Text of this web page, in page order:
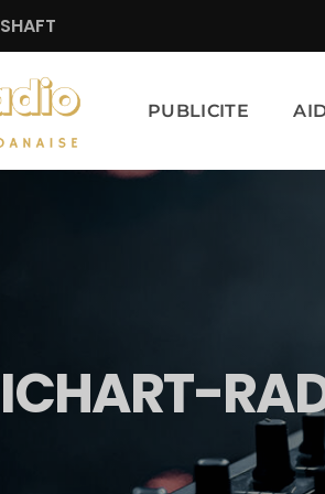
SHAFT
PUBLICITE
ICHART-